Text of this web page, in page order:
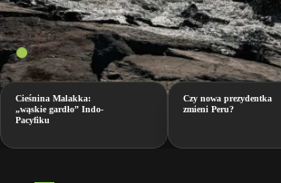
Cieśnina Malakka:
„wąskie gardło” Indo-
Pacyfiku
Czy nowa prezydentka
zmieni Peru?